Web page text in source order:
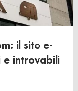
il sito e-
e introvabili